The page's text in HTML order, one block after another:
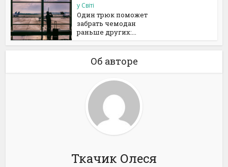
у Світі
Один трюк поможет
забрать чемодан
раньше других:...
Об авторе
Ткачик Олеся